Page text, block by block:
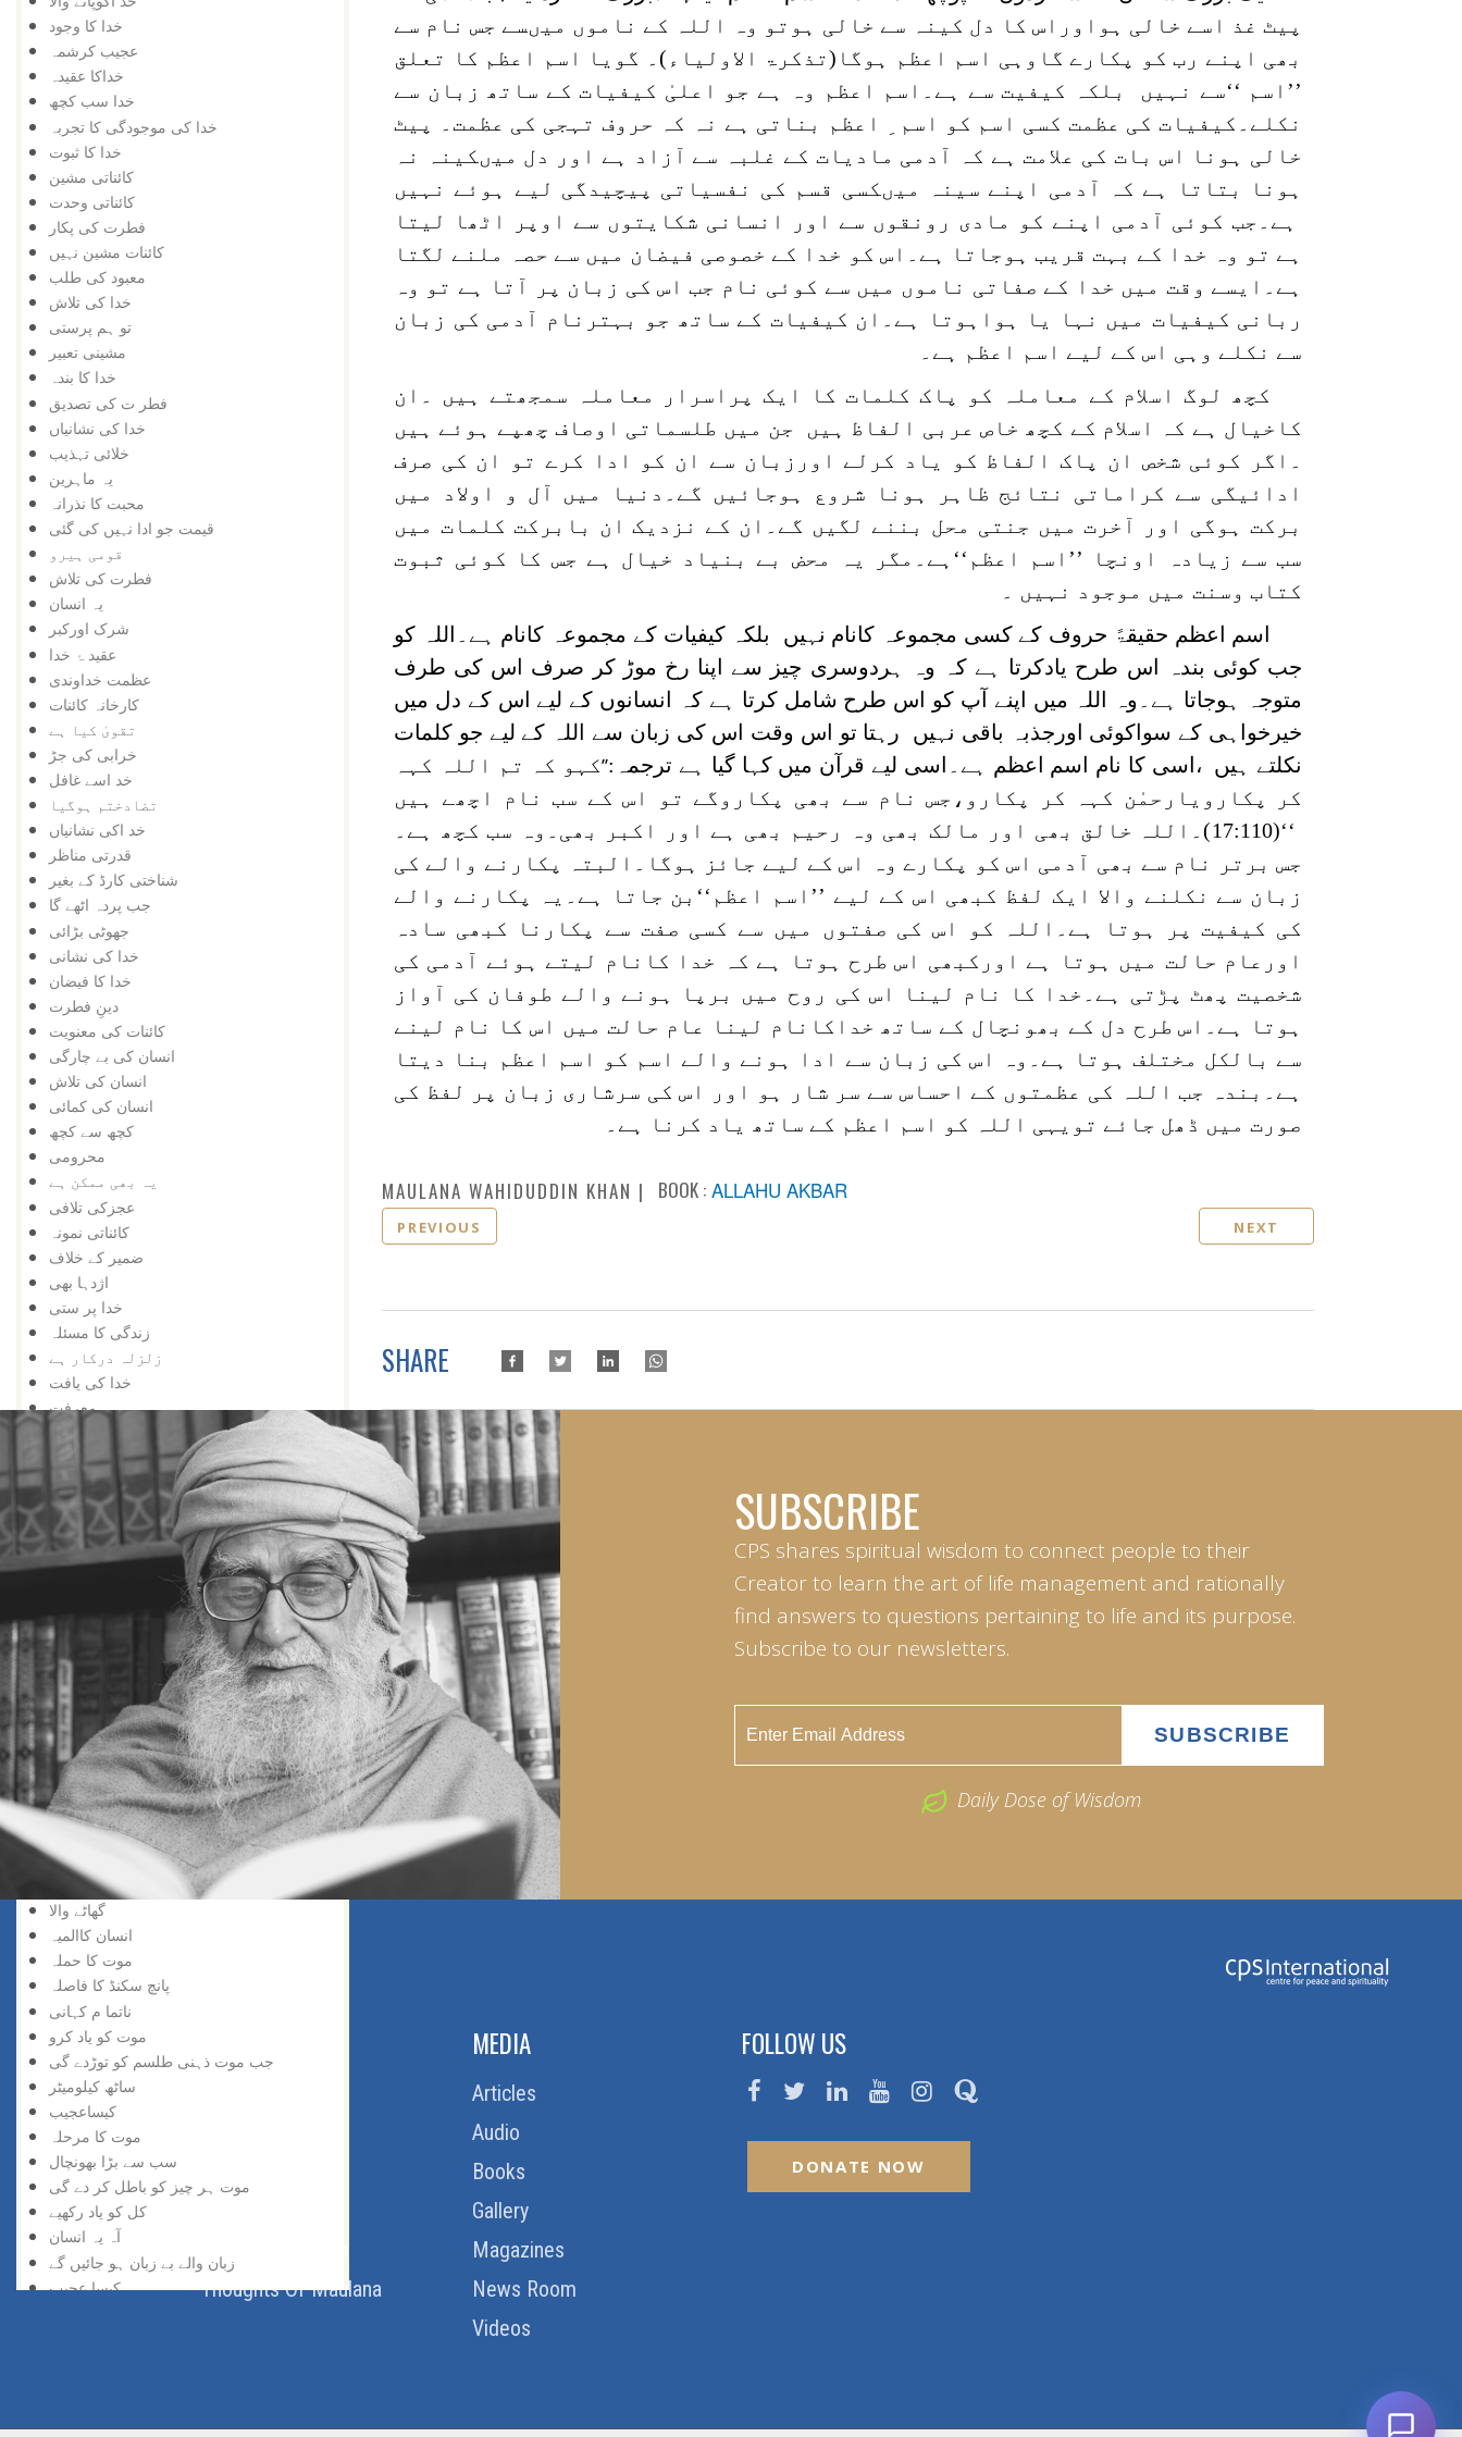
خدا کا وجود
عجیب کرشمہ
خداکا عقیدہ
خدا سب کچھ
خدا کی موجودگی کا تجربہ
خدا کا ثبوت
کائناتی مشین
کائناتی وحدت
فطرت کی پکار
کائنات مشین نہیں
معبود کی طلب
خدا کی تلاش
تو ہم پرستی
مشینی تعبیر
خدا کا بندہ
فطر ت کی تصدیق
خدا کی نشانیاں
خلائی تہذیب
یہ ماہرین
محبت کا نذرانہ
قیمت جو ادا نہیں کی گئی
قومی ہیرو
فطرت کی تلاش
یہ انسان
شرک اورکبر
عقید ۂ خدا
عظمت خداوندی
کارخانہ کائنات
تقویٰ کیا ہے
خرابی کی جڑ
خد اسے غافل
تضادختم ہوگیا
خد اکی نشانیاں
قدرتی مناظر
شناختی کارڈ کے بغیر
جب پردہ اٹھے گا
جھوٹی بڑائی
خدا کی نشانی
خدا کا فیضان
دینِ فطرت
کائنات کی معنویت
انسان کی بے چارگی
انسان کی تلاش
انسان کی کمائی
کچھ سے کچھ
محرومی
یہ بھی ممکن ہے
عجزکی تلافی
کائناتی نمونہ
ضمیر کے خلاف
اژدہا بھی
خدا پر ستی
زندگی کا مسئلہ
زلزلہ درکار ہے
خدا کی یافت
معرفت
توحید اورشرک
سب کچھ عجیب ہے
خد اسے نسبت
حق کی پہچان
پانے والا
دریافت کی لذت
حق کو پانا
خدا کو پانے والے
انکشاف خدا وندی
ایمان میں اضافہ
ہر چیز عجیب
نفی ذات
اللہ کا ذکر
کھونے والا پاتا ہے
فیصلہ کے دن
اس دن کیاہو گا
دولت کا فریب
گھاٹے والا
انسان کاالمیہ
موت کا حملہ
پانچ سکنڈ کا فاصلہ
ناتما م کہانی
موت کو یاد کرو
جب موت ذہنی طلسم کو توڑدے گی
ساٹھ کیلومیٹر
کیساعجیب
موت کا مرحلہ
سب سے بڑا بھونچال
موت ہر چیز کو باطل کر دے گی
کل کو یاد رکھیے
آہ یہ انسان
زبان والے بے زبان ہو جائیں گے
کیسا عجیب
پیٹ غذ اسے خالی ہواوراس کا دل کینہ سے خالی ہوتو وہ اللہ کے ناموں میںسے جس نام سے
بھی اپنے رب کو پکارے گاوہی اسم اعظم ہوگا(تذکرۃ الاولیاء)۔ گویا اسم اعظم کا تعلق
’’اسم ‘‘سے نہیں بلکہ کیفیت سے ہے۔اسم اعظم وہ ہے جو اعلیٰ کیفیات کے ساتھ زبان سے
نکلے۔کیفیات کی عظمت کسی اسم کو اسم ِ اعظم بناتی ہے نہ کہ حروف تہجی کی عظمت۔ پیٹ
خالی ہونا اس بات کی علامت ہے کہ آدمی مادیات کے غلبہ سے آزاد ہے اور دل میںکینہ نہ
ہونا بتاتا ہے کہ آدمی اپنے سینہ میںکسی قسم کی نفسیاتی پیچیدگی لیے ہوئے نہیں
ہے۔جب کوئی آدمی اپنے کو مادی رونقوں سے اور انسانی شکایتوں سے اوپر اٹھا لیتا
ہے تو وہ خدا کے بہت قریب ہوجاتا ہے۔اس کو خدا کے خصوصی فیضان میں سے حصہ ملنے لگتا
ہے۔ایسے وقت میں خدا کے صفاتی ناموں میں سے کوئی نام جب اس کی زبان پر آتا ہے تو وہ
ربانی کیفیات میں نہا یا ہواہوتا ہے۔ان کیفیات کے ساتھ جو بہترنام آدمی کی زبان
سے نکلے وہی اس کے لیے اسم اعظم ہے۔
کچھ لوگ اسلام کے معاملہ کو پاک کلمات کا ایک پراسرار معاملہ سمجھتے ہیں ۔ان
کاخیال ہے کہ اسلام کے کچھ خاص عربی الفاظ ہیں جن میں طلسماتی اوصاف چھپے ہوئے ہیں
۔اگر کوئی شخص ان پاک الفاظ کو یاد کرلے اورزبان سے ان کو ادا کرے تو ان کی صرف
ادائیگی سے کراماتی نتائج ظاہر ہونا شروع ہوجائیں گے۔دنیا میں آل و اولاد میں
برکت ہوگی اور آخرت میں جنتی محل بننے لگیں گے۔ان کے نزدیک ان بابرکت کلمات میں
سب سے زیادہ اونچا ’’اسم اعظم‘‘ہے۔مگر یہ محض بے بنیاد خیال ہے جس کا کوئی ثبوت
کتاب وسنت میں موجود نہیں ۔
اسم اعظم حقیقۃً حروف کے کسی مجموعہ کانام نہیں بلکہ کیفیات کے مجموعہ کانام ہے۔اللہ کو
جب کوئی بندہ اس طرح یادکرتا ہے کہ وہ ہردوسری چیز سے اپنا رخ موڑ کر صرف اس کی طرف
متوجہ ہوجاتا ہے۔وہ اللہ میں اپنے آپ کو اس طرح شامل کرتا ہے کہ انسانوں کے لیے اس کے دل میں
خیرخواہی کے سواکوئی اورجذبہ باقی نہیں رہتا تو اس وقت اس کی زبان سے اللہ کے لیے جو کلمات
نکلتے ہیں ،اسی کا نام اسم اعظم ہے۔اسی لیے قرآن میں کہا گیا ہے ترجمہ:’’کہو کہ تم اللہ کہہ
کر پکارویارحمٰن کہہ کر پکارو،جس نام سے بھی پکاروگے تو اس کے سب نام اچھے ہیں
‘‘(17:110)۔اللہ خالق بھی اور مالک بھی وہ رحیم بھی ہے اور اکبر بھی۔وہ سب کچھ ہے۔
جس برتر نام سے بھی آدمی اس کو پکارے وہ اس کے لیے جائز ہوگا۔البتہ پکارنے والے کی
زبان سے نکلنے والا ایک لفظ کبھی اس کے لیے ’’اسم اعظم‘‘بن جاتا ہے۔یہ پکارنے والے
کی کیفیت پر ہوتا ہے۔اللہ کو اس کی صفتوں میں سے کسی صفت سے پکارنا کبھی سادہ
اورعام حالت میں ہوتا ہے اورکبھی اس طرح ہوتا ہے کہ خدا کانام لیتے ہوئے آدمی کی
شخصیت پھٹ پڑتی ہے۔خدا کا نام لینا اس کی روح میں برپا ہونے والے طوفان کی آواز
ہوتا ہے۔اس طرح دل کے بھونچال کے ساتھ خداکانام لینا عام حالت میں اس کا نام لینے
سے بالکل مختلف ہوتا ہے۔وہ اس کی زبان سے ادا ہونے والے اسم کو اسم اعظم بنا دیتا
ہے۔بندہ جب اللہ کی عظمتوں کے احساس سے سر شار ہو اور اس کی سرشاری زبان پر لفظ کی
صورت میں ڈھل جائے تویہی اللہ کو اسم اعظم کے ساتھ یاد کرنا ہے۔
MAULANA WAHIDUDDIN KHAN BOOK : ALLAHU AKBAR
PREVIOUS NEXT
SHARE
SUBSCRIBE
CPS shares spiritual wisdom to connect people to their
Creator to learn the art of life management and rationally
find answers to questions pertaining to life and its purpose.
Subscribe to our newsletters.
Daily Dose of Wisdom
Order Free Quran
Thoughts Of Maulana
MEDIA
Articles
Audio
Books
Gallery
Magazines
News Room
Videos
FOLLOW US
DONATE NOW